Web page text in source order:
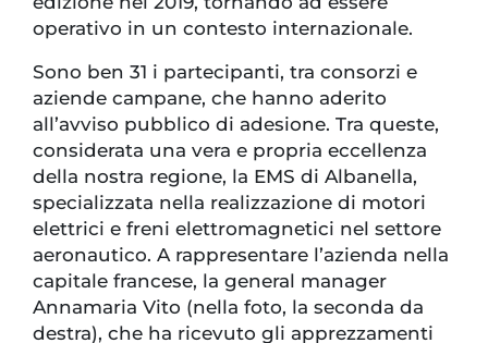
operativo in un contesto internazionale.
Sono ben 31 i partecipanti, tra consorzi e
aziende campane, che hanno aderito
all’avviso pubblico di adesione. Tra queste,
considerata una vera e propria eccellenza
della nostra regione, la EMS di Albanella,
specializzata nella realizzazione di motori
elettrici e freni elettromagnetici nel settore
aeronautico. A rappresentare l’azienda nella
capitale francese, la general manager
Annamaria Vito (nella foto, la seconda da
destra), che ha ricevuto gli apprezzamenti